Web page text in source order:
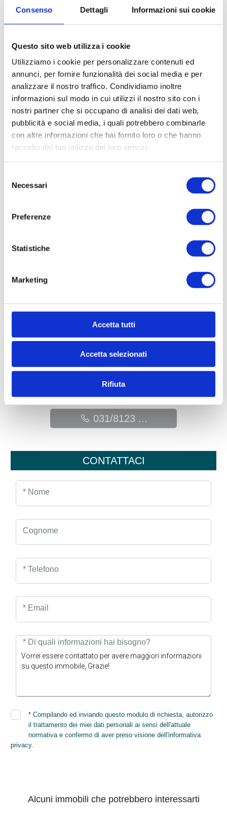
Consenso Dettagli Informazioni sui cookie
Questo sito web utilizza i cookie
Utilizziamo i cookie per personalizzare contenuti ed
annunci, per fornire funzionalità dei social media e per
analizzare il nostro traffico. Condividiamo inoltre
informazioni sul modo in cui utilizzi il nostro sito con i
nostri partner che si occupano di analisi dei dati web,
pubblicità e social media, i quali potrebbero combinarle
con altre informazioni che hai fornito loro o che hanno
raccolto dal tuo utilizzo dei loro servizi.
delNecessari
Preferenze
Statistiche
Marketing
Accetta tutti
Accetta selezionati
Rifiuta
SOGIM COMO
P.IVA: 02533900961
como@sogim.it
031/8123 ...
CONTATTACI
* Nome
Cognome
* Telefono
* Email
* Di quali informazioni hai bisogno?
*Compilando ed inviando questo modulo di richiesta, autorizzo
il trattamento dei miei dati personali ai sensi dell'attuale
normativa e confermo di aver preso visione dell'informativa
privacy.